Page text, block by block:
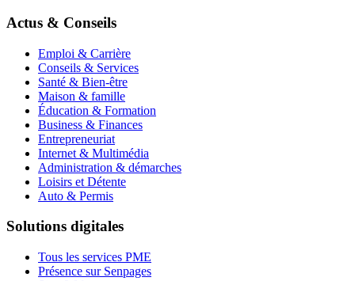
Actus & Conseils
Emploi & Carrière
Conseils & Services
Santé & Bien-être
Maison & famille
Éducation & Formation
Business & Finances
Entrepreneuriat
Internet & Multimédia
Administration & démarches
Loisirs et Détente
Auto & Permis
Solutions digitales
Tous les services PME
Présence sur Senpages